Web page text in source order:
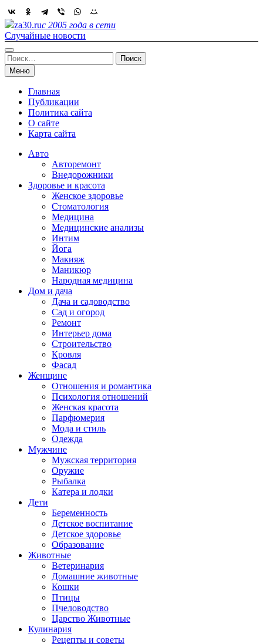
Skip
to
content
za30.ruс 2005 года в сети
Случайные новости
Найти:
Меню
Главная
Публикации
Политика сайта
О сайте
Карта сайта
Авто
Авторемонт
Внедорожники
Здоровье и красота
Женское здоровье
Стоматология
Медицина
Медицинские анализы
Интим
Йога
Макияж
Маникюр
Народная медицина
Дом и дача
Дача и садоводство
Сад и огород
Ремонт
Интерьер дома
Строительство
Кровля
Фасад
Женщине
Отношения и романтика
Психология отношений
Женская красота
Парфюмерия
Мода и стиль
Одежда
Мужчине
Мужская территория
Оружие
Рыбалка
Катера и лодки
Дети
Беременность
Детское воспитание
Детское здоровье
Образование
Животные
Ветеринария
Домашние животные
Кошки
Птицы
Пчеловодство
Царство Животные
Кулинария
Рецепты и советы